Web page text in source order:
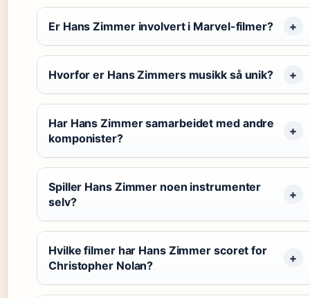
Er Hans Zimmer involvert i Marvel-filmer?
Hvorfor er Hans Zimmers musikk så unik?
Har Hans Zimmer samarbeidet med andre
komponister?
Spiller Hans Zimmer noen instrumenter
selv?
Hvilke filmer har Hans Zimmer scoret for
Christopher Nolan?